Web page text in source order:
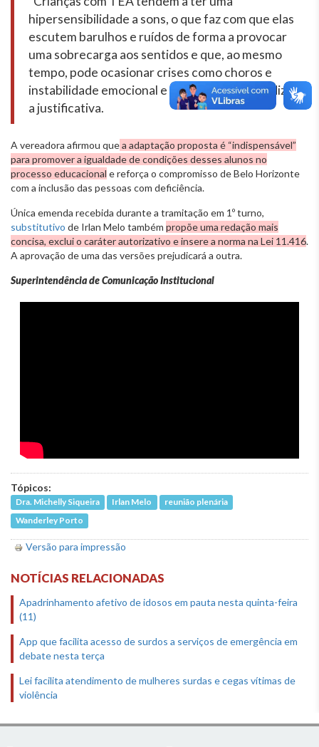
hipersensibilidade a sons, o que faz com que elas
escutem barulhos e ruídos de forma a provocar
uma sobrecarga aos sentidos e que, ao mesmo
tempo, pode ocasionar crises como choros e
instabilidade emocional e comportamental”, diz
a justificativa.
A vereadora afirmou quea adaptação proposta é “indispensável”
para promover a igualdade de condições desses alunos no
processo educacional e reforça o compromisso de Belo Horizonte
com a inclusão das pessoas com deficiência.
Única emenda recebida durante a tramitação em 1º turno,
substitutivo de Irlan Melo também propõe uma redação mais
concisa, exclui o caráter autorizativo e insere a norma na Lei 11.416.
A aprovação de uma das versões prejudicará a outra.
Superintendência de Comunicação Institucional
Tópicos:
Dra. Michelly Siqueira Irlan Melo
reunião plenária
Wanderley Porto
Versão para impressão
NOTÍCIAS RELACIONADAS
Apadrinhamento afetivo de idosos em pauta nesta quinta-feira
(11)
App que facilita acesso de surdos a serviços de emergência em
debate nesta terça
Lei facilita atendimento de mulheres surdas e cegas vítimas de
violência